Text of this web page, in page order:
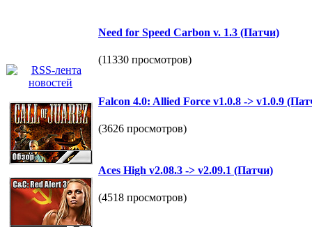
Need for Speed Carbon v. 1.3 (Патчи)
(11330 просмотров)
Falcon 4.0: Allied Force v1.0.8 -> v1.0.9
(3626 просмотров)
Aces High v2.08.3 -> v2.09.1 (Патчи)
(4518 просмотров)